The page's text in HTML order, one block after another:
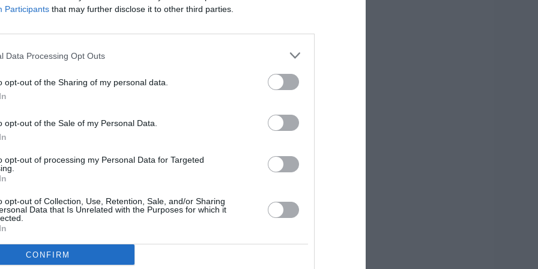
Participants that may further disclose it to other third parties.
Data Processing Opt Outs
opt-out of the Sharing of my personal data.
opt-out of the Sale of my Personal Data.
opt-out of processing my Personal Data for Targeted
opt-out of Collection, Use, Retention, Sale, and/or Sharing
Data that Is Unrelated with the Purposes for which it
CONFIRM
ή της επαγγελματικής τους δραστηριότητας.
προκαταρκτική εξέταση από τον αρμόδιο
Αρχή έχει δεσμεύσει περιουσιακά στοιχεία των
Επιπλέον, έχει συσταθεί ειδική ομάδα
Οργανωμένου Εγκλήματος, η οποία έχει αναλάβει
υπόθεσης.
επικαιροποίηση των κριτηρίων επισήμανσης
πιθανής δράσης οργανωμένων εγκληματικών ομάδων
επιδοτήσεων. Η ανακάλυψη και αποτροπή νέων
βασικούς πυλώνες για την προστασία των
κατανομής των δημόσιων πόρων προς όφελος της
Πελοποννήσου.